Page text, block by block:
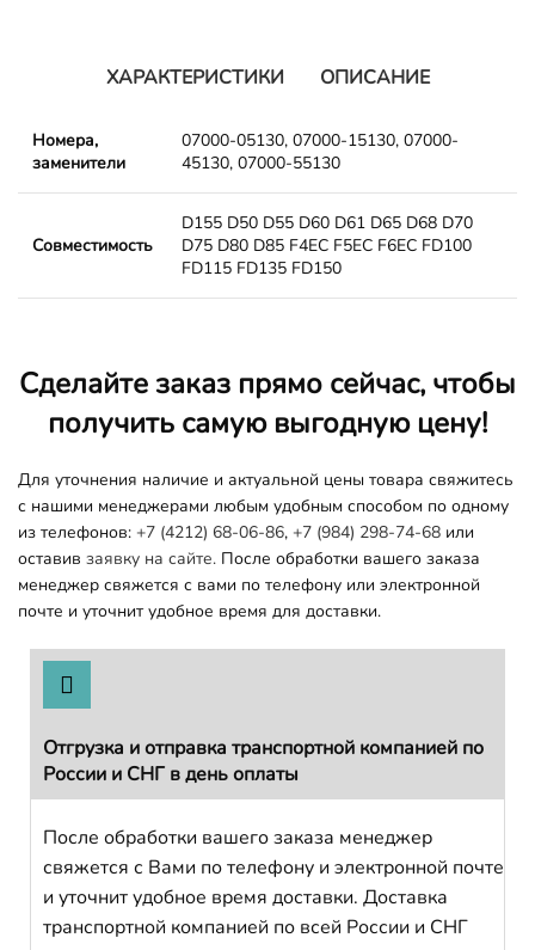
ХАРАКТЕРИСТИКИ ОПИСАНИЕ
Номера,
заменители
07000-05130, 07000-15130, 07000-
45130, 07000-55130
Совместимость
D155 D50 D55 D60 D61 D65 D68 D70
D75 D80 D85 F4EC F5EC F6EC FD100
FD115 FD135 FD150
Сделайте заказ прямо сейчас, чтобы
получить самую выгодную цену!
Для уточнения наличие и актуальной цены товара свяжитесь
с нашими менеджерами любым удобным способом по одному
из телефонов: +7 (4212) 68-06-86, +7 (984) 298-74-68 или
оставив заявку на сайте. После обработки вашего заказа
менеджер свяжется с вами по телефону или электронной
почте и уточнит удобное время для доставки.
Отгрузка и отправка транспортной компанией по
России и СНГ в день оплаты
После обработки вашего заказа менеджер
свяжется с Вами по телефону и электронной почте
и уточнит удобное время доставки. Доставка
транспортной компанией по всей России и СНГ